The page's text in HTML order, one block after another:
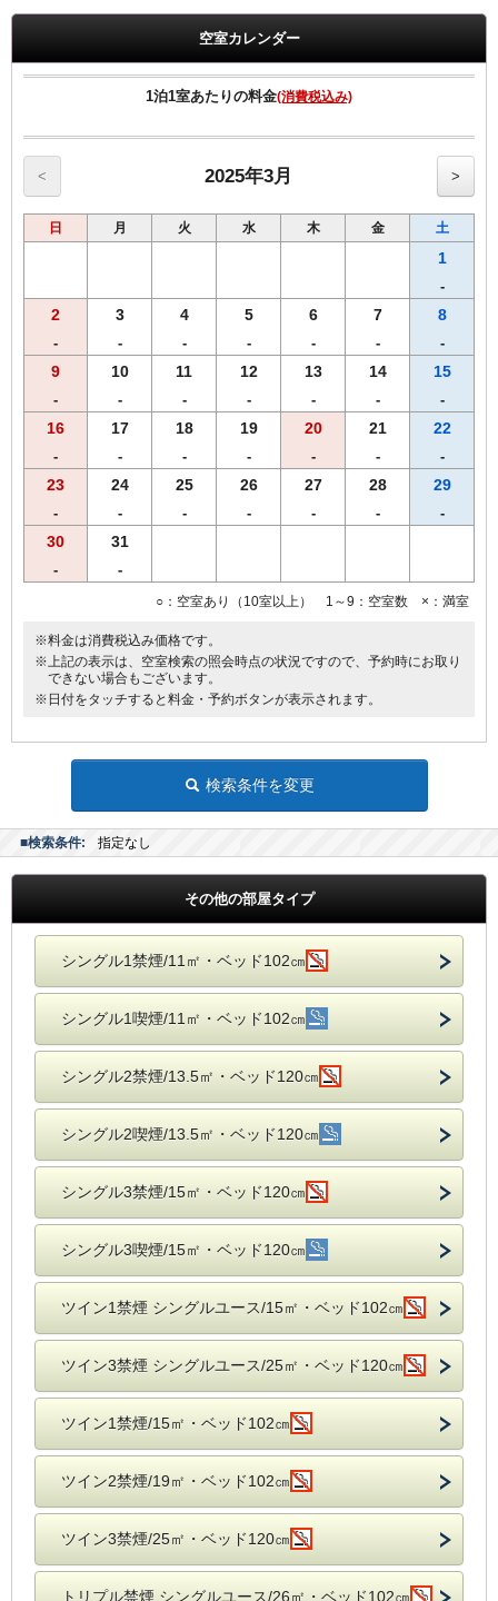
空室カレンダー
1泊1室あたりの料金(消費税込み)
< 2025年3月 >
日 月 火 水 木 金 土
1
-
2
-
3
-
4
-
5
-
6
-
7
-
8
-
9
-
10
-
11
-
12
-
13
-
14
-
15
-
16
-
17
-
18
-
19
-
20
-
21
-
22
-
23
-
24
-
25
-
26
-
27
-
28
-
29
-
30
-
31
-
○：空室あり（10室以上） 1～9：空室数 ×：満室
※料金は消費税込み価格です。
※上記の表示は、空室検索の照会時点の状況ですので、予約時にお取り
できない場合もございます。
※日付をタッチすると料金・予約ボタンが表示されます。
検索条件を変更
■検索条件: 指定なし
その他の部屋タイプ
シングル1禁煙/11㎡・ベッド102㎝
シングル1喫煙/11㎡・ベッド102㎝
シングル2禁煙/13.5㎡・ベッド120㎝
シングル2喫煙/13.5㎡・ベッド120㎝
シングル3禁煙/15㎡・ベッド120㎝
シングル3喫煙/15㎡・ベッド120㎝
ツイン1禁煙 シングルユース/15㎡・ベッド102㎝
ツイン3禁煙 シングルユース/25㎡・ベッド120㎝
ツイン1禁煙/15㎡・ベッド102㎝
ツイン2禁煙/19㎡・ベッド102㎝
ツイン3禁煙/25㎡・ベッド120㎝
トリプル禁煙 シングルユース/26㎡・ベッド102㎝